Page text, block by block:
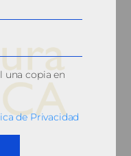
Notariado
una copia en
de Privacidad